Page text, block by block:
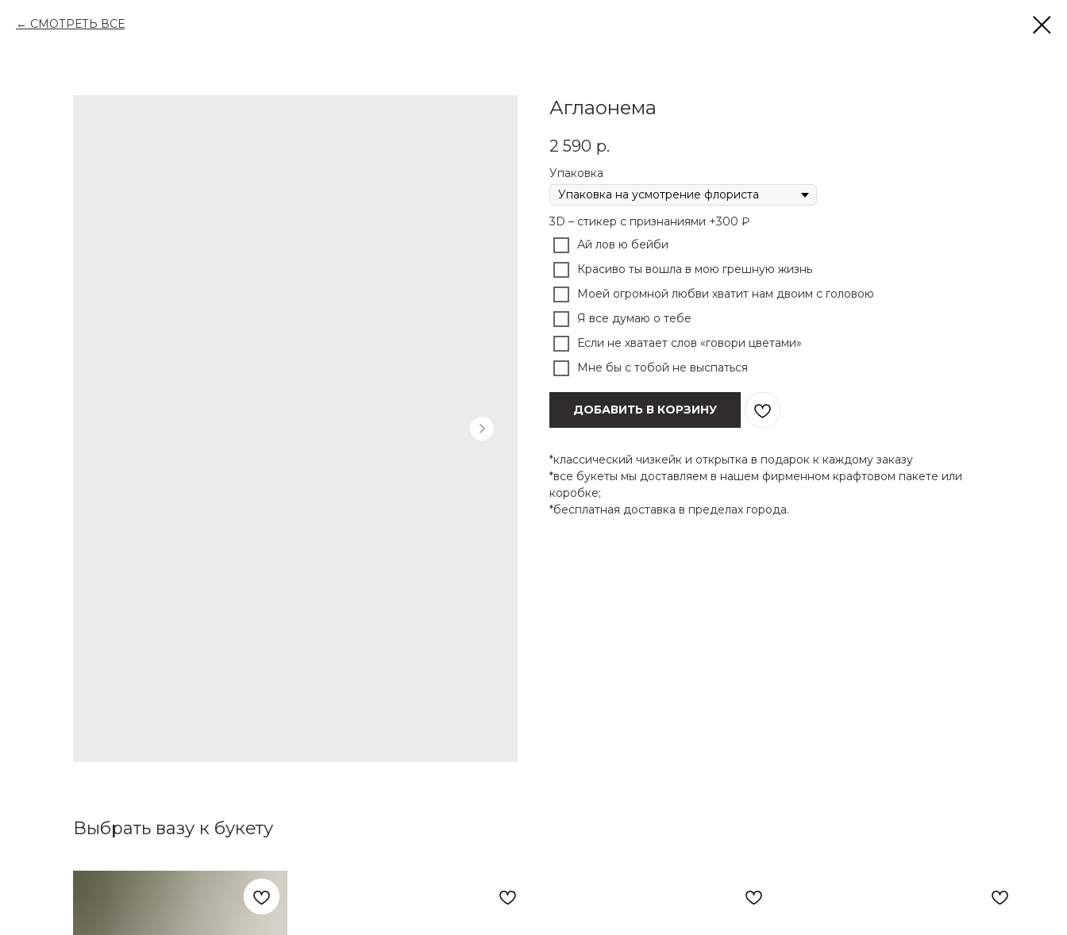
СМОТРЕТЬ ВСЕ
Аглаонема
2 590 р.
Упаковка
3D – стикер с признаниями +300 ₽
Ай лов ю бейби
Красиво ты вошла в мою грешную жизнь
Моей огромной любви хватит нам двоим с головою
Я все думаю о тебе
Если не хватает слов «говори цветами»
Мне бы с тобой не выспаться
ДОБАВИТЬ В КОРЗИНУ
*классический чизкейк и открытка в подарок к каждому заказу
*все букеты мы доставляем в нашем фирменном крафтовом пакете или
коробке;
*бесплатная доставка в пределах города.
Выбрать вазу к букету